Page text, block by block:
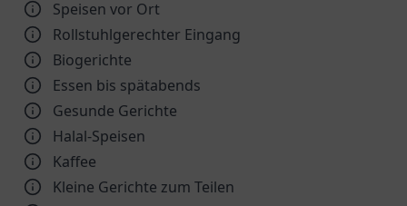
Speisen vor Ort
Rollstuhlgerechter Eingang
Biogerichte
Essen bis spätabends
Gesunde Gerichte
Halal-Speisen
Kaffee
Kleine Gerichte zum Teilen